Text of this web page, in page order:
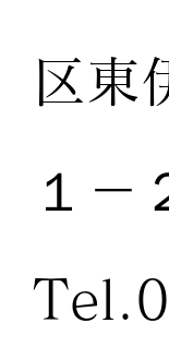
区東
１－